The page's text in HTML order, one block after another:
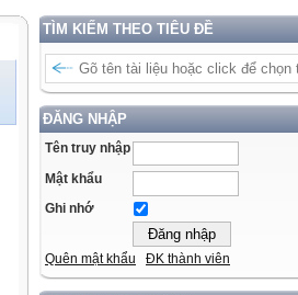
TÌM KIẾM THEO TIÊU ĐỀ
ĐĂNG NHẬP
Tên truy nhập
Mật khẩu
Ghi nhớ
Quên mật khẩu ĐK thành viên